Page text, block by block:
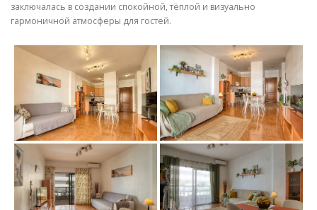
заключалась в создании спокойной, тёплой и визуально
гармоничной атмосферы для гостей.